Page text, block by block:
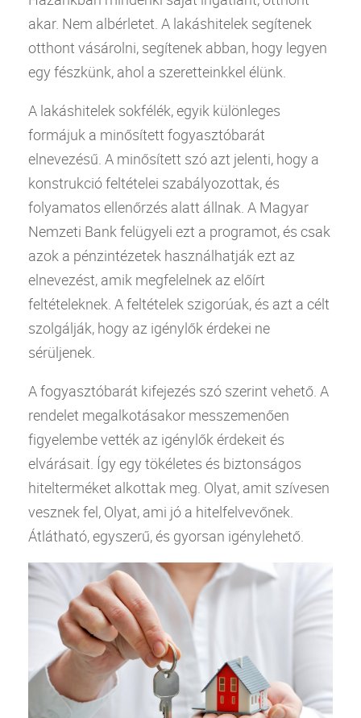
akar. Nem albérletet. A lakáshitelek segítenek
otthont vásárolni, segítenek abban, hogy legyen
egy fészkünk, ahol a szeretteinkkel élünk.
A lakáshitelek sokfélék, egyik különleges
formájuk a minősített fogyasztóbarát
elnevezésű. A minősített szó azt jelenti, hogy a
konstrukció feltételei szabályozottak, és
folyamatos ellenőrzés alatt állnak. A Magyar
Nemzeti Bankfelügyeli ezt a programot, és csak
azok a pénzintézetek használhatják ezt az
elnevezést, amik megfelelnek az előírt
feltételeknek. A feltételek szigorúak, és azt a célt
szolgálják, hogy az igénylők érdekei ne
sérüljenek.
A fogyasztóbarát kifejezés szó szerint vehető. A
rendelet megalkotásakor messzemenően
figyelembe vették az igénylők érdekeit és
elvárásait. Így egy tökéletes és biztonságos
hitelterméket alkottak meg. Olyat, amit szívesen
vesznek fel, Olyat, ami jó a hitelfelvevőnek.
Átlátható, egyszerű, és gyorsan igénylehető.